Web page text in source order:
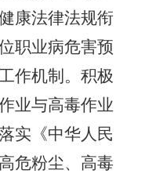
康法律法规衔
职业病危害预
作机制。积极
业与高毒作业
实《中华人民
危粉尘、高毒